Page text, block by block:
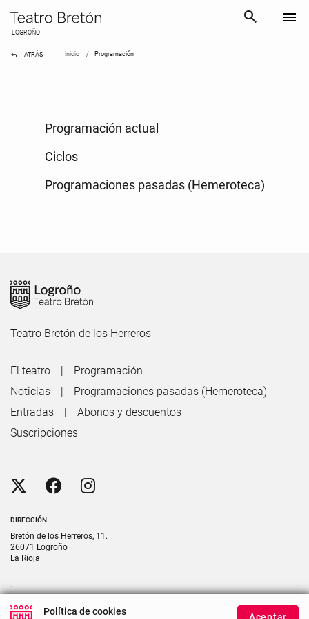
LOGROÑO
search menu
reply ATRÁS Inicio Programación
Programación actual
Ciclos
Programaciones pasadas (Hemeroteca)
Teatro Bretón de los Herreros
DIRECCIÓN
Bretón de los Herreros, 11.
26071 Logroño
La Rioja
.
CONTACTO
El teatro
Programación
Noticias
Programaciones pasadas (Hemeroteca)
Entradas
Abonos y descuentos
Suscripciones
Política de cookies